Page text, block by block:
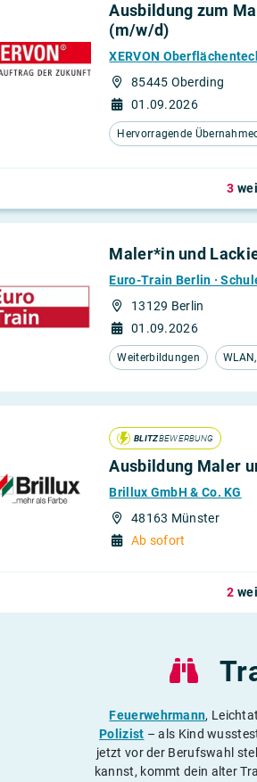
Ausbildung zum
(m/w/d)
XERVON
85445 Oberding
01.09.2026
Hervorragende
3
Maler*in und
Euro-Train Berlin ·
13129 Berlin
01.09.2026
Weiterbildungen
BLITZBEWERBUNG
Ausbildung Maler
Brillux GmbH & Co. KG
48163 Münster
Ab sofort
2
Feuerwehrmann,
Polizist – als Kind
jetzt vor der Berufswahl
kannst, kommt dein alter